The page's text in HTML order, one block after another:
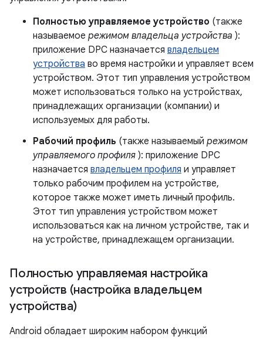
Полностью управляемое устройство (также
называемое режимом владельца устройства ):
приложение DPC назначается владельцем
устройства во время настройки и управляет всем
устройством. Этот тип управления устройством
может использоваться только на устройствах,
принадлежащих организации (компании) и
используемых для работы.
Рабочий профиль (также называемый режимом
управляемого профиля ): приложение DPC
назначается владельцем профиля и управляет
только рабочим профилем на устройстве,
которое также может иметь личный профиль.
Этот тип управления устройством может
использоваться как на личном устройстве, так и
на устройстве, принадлежащем организации.
Полностью управляемая настройка
устройств (настройка владельцем
устройства)
Android обладает широким набором функций